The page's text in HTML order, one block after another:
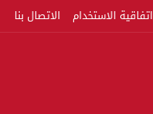
اتفاقية الاستخدام الاتصال بنا